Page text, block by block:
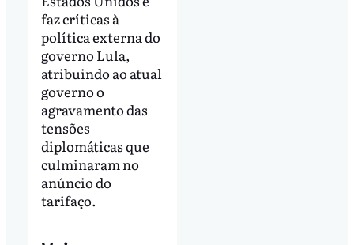
faz críticas à
política externa do
governo Lula,
atribuindo ao atual
governo o
agravamento das
tensões
diplomáticas que
culminaram no
anúncio do
tarifaço.